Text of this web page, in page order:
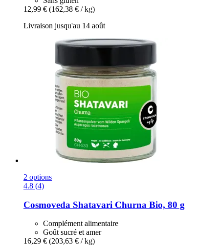
12,99 € (162,38 € / kg)
Livraison jusqu'au 14 août
2 options
4.8 (4)
Cosmoveda Shatavari Churna Bio, 80 g
Complément alimentaire
Goût sucré et amer
16,29 € (203,63 € / kg)